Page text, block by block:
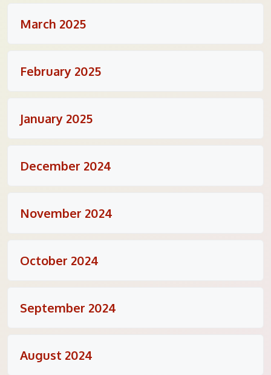
March 2025
February 2025
January 2025
December 2024
November 2024
October 2024
September 2024
August 2024